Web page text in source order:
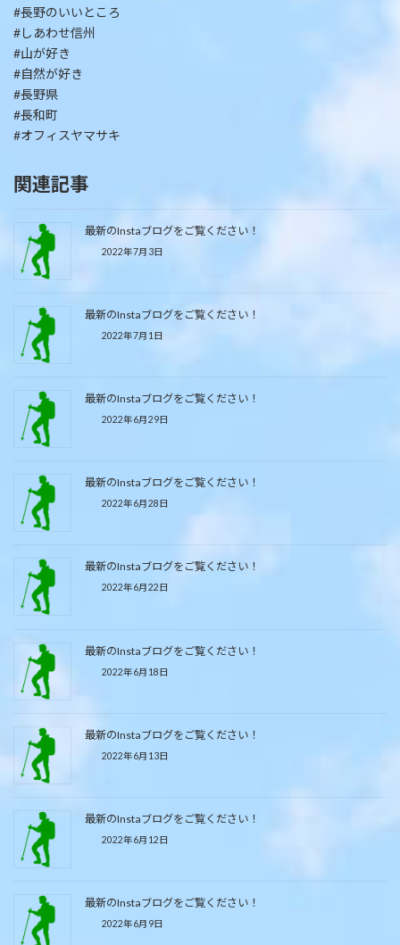
#長野のいいところ
#しあわせ信州
#山が好き
#自然が好き
#長野県
#長和町
#オフィスヤマサキ
関連記事
最新のInstaブログをご覧ください！
2022年7月3日
最新のInstaブログをご覧ください！
2022年7月1日
最新のInstaブログをご覧ください！
2022年6月29日
最新のInstaブログをご覧ください！
2022年6月28日
最新のInstaブログをご覧ください！
2022年6月22日
最新のInstaブログをご覧ください！
2022年6月18日
最新のInstaブログをご覧ください！
2022年6月13日
最新のInstaブログをご覧ください！
2022年6月12日
最新のInstaブログをご覧ください！
2022年6月9日